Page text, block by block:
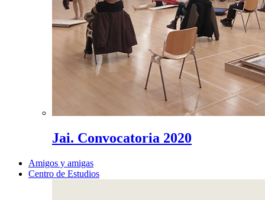
Jai. Convocatoria 2020
Amigos y amigas
Centro de Estudios